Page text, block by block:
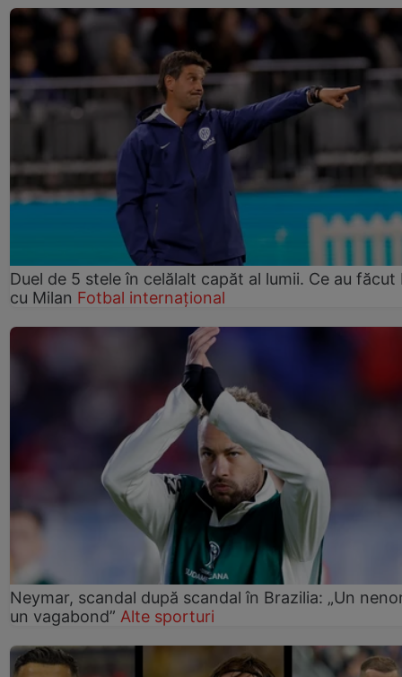
Duel de 5 stele în celălalt capăt al lumii. Ce au făcut
cu Milan Fotbal internațional
Neymar, scandal după scandal în Brazilia: „Un
un vagabond” Alte sporturi